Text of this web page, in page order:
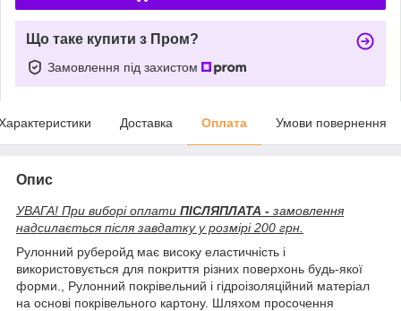
Що таке купити з Пром?
Замовлення під захистом
Доставка Оплата Умови повернення
Опис
УВАГА! При виборі оплати ПІСЛЯПЛАТА - замовлення
надсилається після завдатку у розмірі 200 грн.
Рулонний руберойд має високу еластичність і
використовується для покриття різних поверхонь будь-якої
форми., Рулонний покрівельний і гідроізоляційний матеріал
на основі покрівельного картону. Шляхом просочення